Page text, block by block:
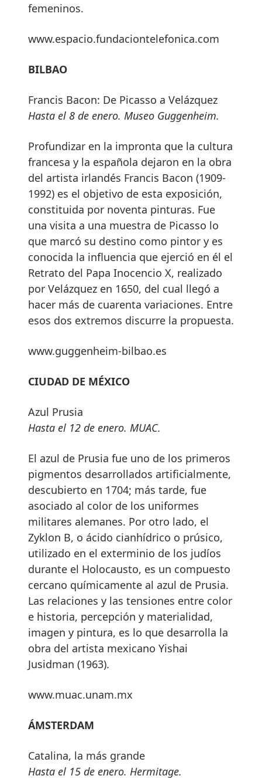
femeninos.
www.espacio.fundaciontelefonica.com
BILBAO
Francis Bacon: De Picasso a Velázquez
Hasta el 8 de enero. Museo Guggenheim.
Profundizar en la impronta que la cultura
francesa y la española dejaron en la obra
del artista irlandés Francis Bacon (1909-
1992) es el objetivo de esta exposición,
constituida por noventa pinturas. Fue
una visita a una muestra de Picasso lo
que marcó su destino como pintor y es
conocida la influencia que ejerció en él el
Retrato del Papa Inocencio X, realizado
por Velázquez en 1650, del cual llegó a
hacer más de cuarenta variaciones. Entre
esos dos extremos discurre la propuesta.
www.guggenheim-bilbao.es
CIUDAD DE MÉXICO
Azul Prusia
Hasta el 12 de enero. MUAC.
El azul de Prusia fue uno de los primeros
pigmentos desarrollados artificialmente,
descubierto en 1704; más tarde, fue
asociado al color de los uniformes
militares alemanes. Por otro lado, el
Zyklon B, o ácido cianhídrico o prúsico,
utilizado en el exterminio de los judíos
durante el Holocausto, es un compuesto
cercano químicamente al azul de Prusia.
Las relaciones y las tensiones entre color
e historia, percepción y materialidad,
imagen y pintura, es lo que desarrolla la
obra del artista mexicano Yishai
Jusidman (1963).
www.muac.unam.mx
ÁMSTERDAM
Catalina, la más grande
Hasta el 15 de enero. Hermitage.